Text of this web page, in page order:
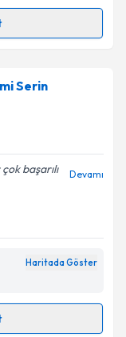
talebi
için bir
belirtilen
Serin
başarılı
Devamı
Haritada Göster